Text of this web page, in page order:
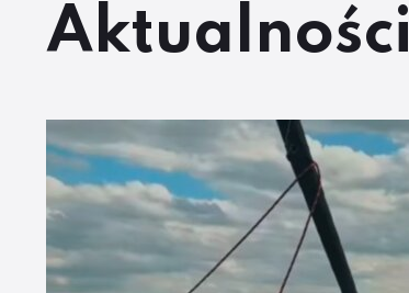
Aktualności